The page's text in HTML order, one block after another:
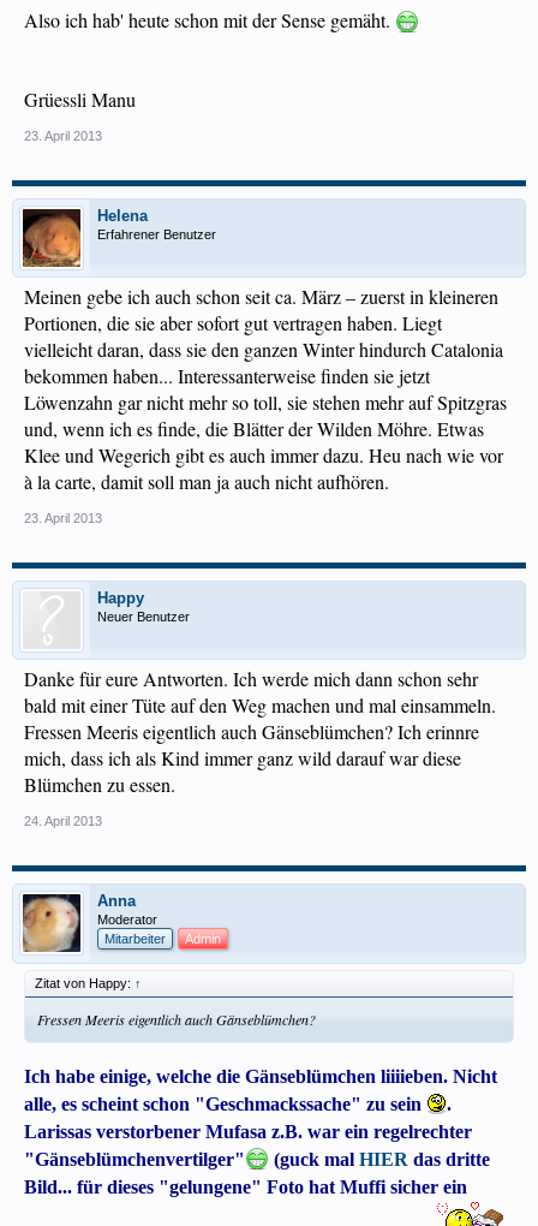
Also ich hab' heute schon mit der Sense gemäht.
Grüessli Manu
23. April 2013
Helena
Erfahrener Benutzer
Meinen gebe ich auch schon seit ca. März – zuerst in kleineren
Portionen, die sie aber sofort gut vertragen haben. Liegt
vielleicht daran, dass sie den ganzen Winter hindurch Catalonia
bekommen haben... Interessanterweise finden sie jetzt
Löwenzahn gar nicht mehr so toll, sie stehen mehr auf Spitzgras
und, wenn ich es finde, die Blätter der Wilden Möhre. Etwas
Klee und Wegerich gibt es auch immer dazu. Heu nach wie vor
à la carte, damit soll man ja auch nicht aufhören.
23. April 2013
Happy
Neuer Benutzer
Danke für eure Antworten. Ich werde mich dann schon sehr
bald mit einer Tüte auf den Weg machen und mal einsammeln.
Fressen Meeris eigentlich auch Gänseblümchen? Ich erinnre
mich, dass ich als Kind immer ganz wild darauf war diese
Blümchen zu essen.
24. April 2013
Anna
Moderator
Mitarbeiter
Admin
Zitat von Happy: ↑
Fressen Meeris eigentlich auch Gänseblümchen?
Ich habe einige, welche die Gänseblümchen liiiieben. Nicht
alle, es scheint schon "Geschmackssache" zu sein
.
Larissas verstorbener Mufasa z.B. war ein regelrechter
"Gänseblümchenvertilger"
(guck mal HIER das dritte
Bild... für dieses "gelungene" Foto hat Muffi sicher ein